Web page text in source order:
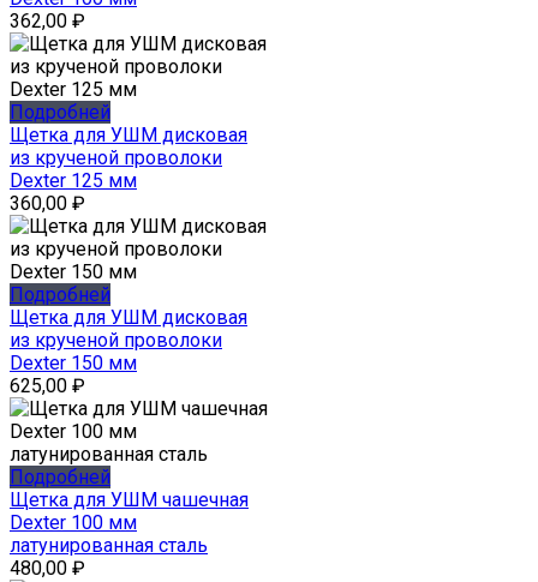
362,00 ₽
Подробней
Щетка для УШМ дисковая
из крученой проволоки
Dexter 125 мм
360,00 ₽
Подробней
Щетка для УШМ дисковая
из крученой проволоки
Dexter 150 мм
625,00 ₽
Подробней
Щетка для УШМ чашечная
Dexter 100 мм
латунированная сталь
480,00 ₽